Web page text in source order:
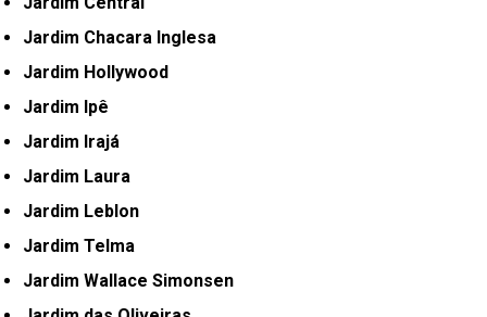
Jardim Chacara Inglesa
Jardim Hollywood
Jardim Ipê
Jardim Irajá
Jardim Laura
Jardim Leblon
Jardim Telma
Jardim Wallace Simonsen